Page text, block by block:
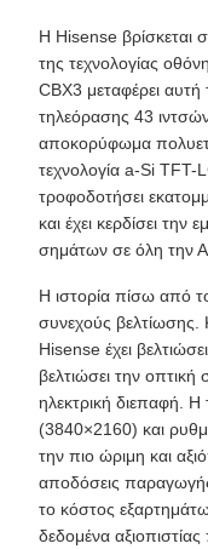
Η Hisense βρίσκεται
της τεχνολογίας
CBX3 μεταφέρει
τηλεόρασης 43
αποκορύφωμα
τεχνολογία a-Si
τροφοδοτήσει
και έχει κερδίσει
σημάτων σε όλη την
Η ιστορία πίσω από
συνεχούς βελτίωσης.
Hisense έχει
βελτιώσει την οπτική
ηλεκτρική διεπαφή.
(3840×2160) και
την πιο ώριμη και
αποδόσεις
το κόστος
δεδομένα